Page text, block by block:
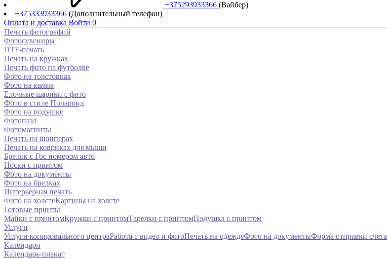
+375293933366 (Вайбер)
+375333933366 (Дополнительный телефон)
Оплата и доставка Войти 0
Печать фотографий
Фотосувениры
DTF-печать
Печать на кружках
Печать фото на футболке
Фото на толстовках
Фото на камне
Елочные шарики с фото
Фото в стиле Полароид
Фото на подушке
Фотопазл
Фотомагниты
Печать на шопперах
Печать на ковриках для мыши
Брелок с Гос номером авто
Носки с принтом
Фото на документы
Фото на брелках
Интерьерная печать
Фото на холстеКартины на холсте
Готовые принты
Майки с принтомКружки с принтомТарелки с принтомПодушка с принтом
Услуги
Услуги копировального центраРабота с видео и фотоПечать на одеждеФото на документыФорма отправки счета
Календари
Календарь-плакат